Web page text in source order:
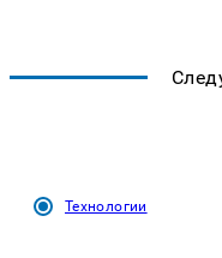
Технологии